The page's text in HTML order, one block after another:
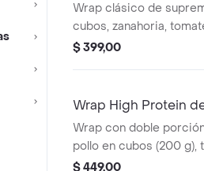
Wrap clásico de
cubos, zanahoria,
queso y aceitunas con
$ 399,00
Wrap High Protein
Wrap con doble
pollo en cubos (200 g),
rúcula y queso. Salsa a
$ 449,00